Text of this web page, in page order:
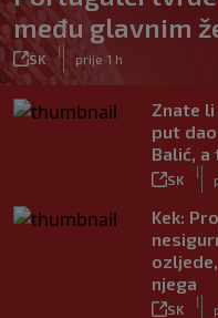
među glavnim
SK
|
prije 1 h
Znate li
put
Balić, a
SK
|
Kek:
njega
SK
|